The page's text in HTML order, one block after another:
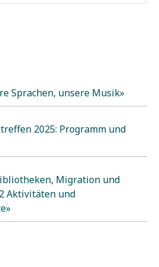
Sprachen, unsere Musik»
2025: Programm und
Migration und
Aktivitäten und